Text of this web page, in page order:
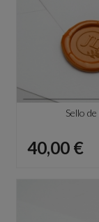
Sello
Precio
40,00 €